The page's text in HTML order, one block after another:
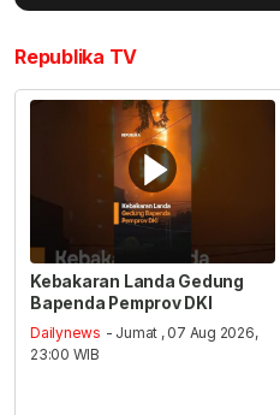
Republika TV
Kebakaran Landa Gedung
Bapenda Pemprov DKI
Dailynews - Jumat , 07 Aug 2026,
23:00 WIB